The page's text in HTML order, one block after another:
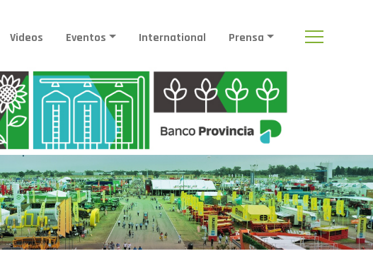
Videos Eventos International Prensa